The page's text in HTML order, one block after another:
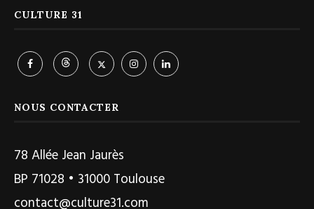
CULTURE 31
NOUS CONTACTER
78 Allée Jean Jaurès
BP 71028 • 31000 Toulouse
contact@culture31.com